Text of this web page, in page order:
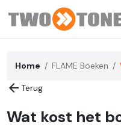
Home FLAME Boeken
arrow_back Terug
Wat kost het